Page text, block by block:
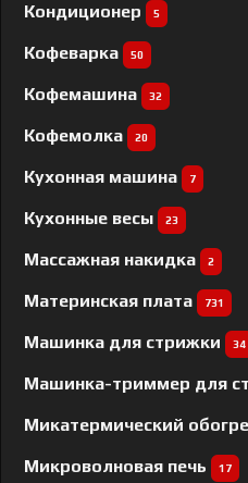
Кондиционер 5
Кофеварка 50
Кофемашина 32
Кофемолка 20
Кухонная машина 7
Кухонные весы 23
Массажная накидка 2
Материнская плата 731
Машинка для стрижки 34
Машинка-триммер для
Микатермический
Микроволновая печь 17